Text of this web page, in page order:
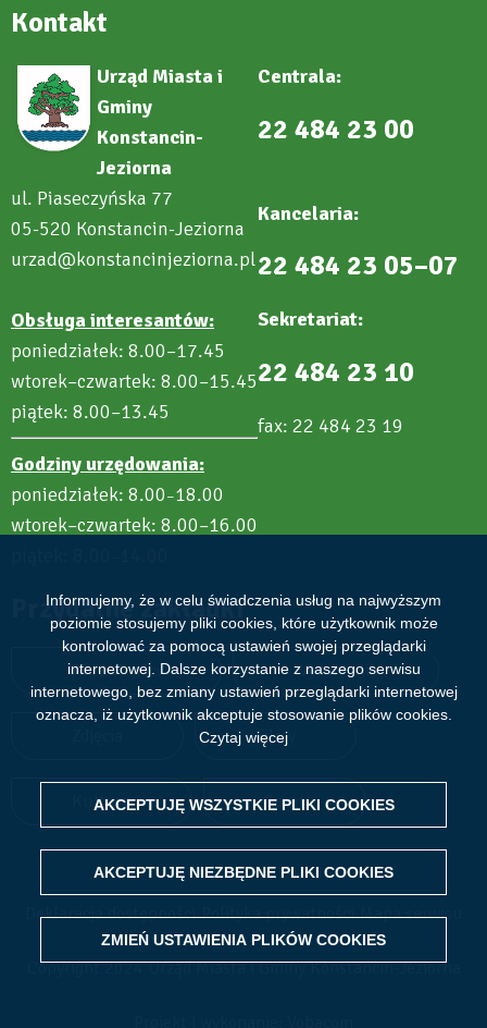
Informujemy, że w celu świadczenia usług na najwyższym
poziomie stosujemy pliki cookies, które użytkownik może
kontrolować za pomocą ustawień swojej przeglądarki
internetowej. Dalsze korzystanie z naszego serwisu
internetowego, bez zmiany ustawień przeglądarki internetowej
oznacza, iż użytkownik akceptuje stosowanie plików cookies.
Czytaj więcej
AKCEPTUJĘ WSZYSTKIE PLIKI COOKIES
AKCEPTUJĘ NIEZBĘDNE PLIKI COOKIES
WITHDRAW CONSENT
ZMIEŃ USTAWIENIA PLIKÓW COOKIES
Kontakt
Urząd Miasta i
Gminy
Konstancin-
Jeziorna
ul. Piaseczyńska 77
05-520 Konstancin-Jeziorna
urzad@konstancinjeziorna.pl
Obsługa interesantów:
poniedziałek: 8.00–17.45
wtorek–czwartek: 8.00–15.45
piątek: 8.00–13.45
Godziny urzędowania:
poniedziałek: 8.00–18.00
wtorek–czwartek: 8.00–16.00
Centrala:
22 484 23 00
Kancelaria:
22 484 23 05–07
Sekretariat:
22 484 23 10
fax: 22 484 23 19
Przydatne zakładki
Aktualności Wydarzenia
Filmy
Kultura Sport
Copyright 2024 Urząd Miasta i Gminy Konstancin-Jeziorna
Deklaracja dostępności Polityka prywatności Mapa serwisu